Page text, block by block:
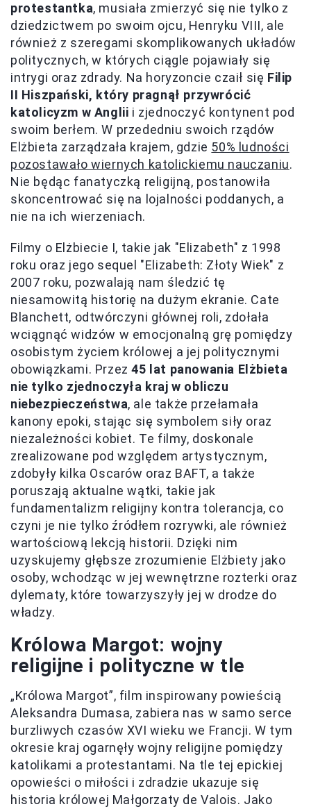
protestantka, musiała zmierzyć się nie tylko z
dziedzictwem po swoim ojcu, Henryku VIII, ale
również z szeregami skomplikowanych układów
politycznych, w których ciągle pojawiały się
intrygi oraz zdrady. Na horyzoncie czaił się Filip
II Hiszpański, który pragnął przywrócić
katolicyzm w Anglii i zjednoczyć kontynent pod
swoim berłem. W przededniu swoich rządów
Elżbieta zarządzała krajem, gdzie 50% ludności
pozostawało wiernych katolickiemu nauczaniu.
Nie będąc fanatyczką religijną, postanowiła
skoncentrować się na lojalności poddanych, a
nie na ich wierzeniach.
Filmy o Elżbiecie I, takie jak "Elizabeth" z 1998
roku oraz jego sequel "Elizabeth: Złoty Wiek" z
2007 roku, pozwalają nam śledzić tę
niesamowitą historię na dużym ekranie. Cate
Blanchett, odtwórczyni głównej roli, zdołała
wciągnąć widzów w emocjonalną grę pomiędzy
osobistym życiem królowej a jej politycznymi
obowiązkami. Przez45 lat panowania Elżbieta
nie tylko zjednoczyła kraj w obliczu
niebezpieczeństwa, ale także przełamała
kanony epoki, stając się symbolem siły oraz
niezależności kobiet. Te filmy, doskonale
zrealizowane pod względem artystycznym,
zdobyły kilka Oscarów oraz BAFT, a także
poruszają aktualne wątki, takie jak
fundamentalizm religijny kontra tolerancja, co
czyni je nie tylko źródłem rozrywki, ale również
wartościową lekcją historii. Dzięki nim
uzyskujemy głębsze zrozumienie Elżbiety jako
osoby, wchodząc w jej wewnętrzne rozterki oraz
dylematy, które towarzyszyły jej w drodze do
władzy.
Królowa Margot: wojny
religijne i polityczne w tle
„Królowa Margot”, film inspirowany powieścią
Aleksandra Dumasa, zabiera nas w samo serce
burzliwych czasów XVI wieku we Francji. W tym
okresie kraj ogarnęły wojny religijne pomiędzy
katolikami a protestantami. Na tle tej epickiej
opowieści o miłości i zdradzie ukazuje się
historia królowej Małgorzaty de Valois. Jako